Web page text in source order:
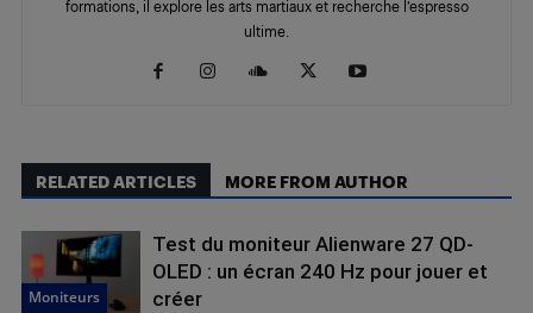
formations, il explore les arts martiaux et recherche l’espresso
ultime.
RELATED ARTICLES MORE FROM AUTHOR
Moniteurs
Test du moniteur Alienware 27 QD-
OLED : un écran 240 Hz pour jouer et
créer